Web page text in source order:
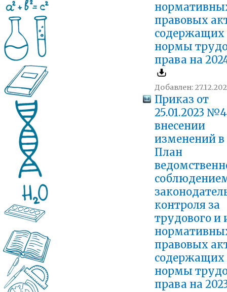
правовых
содержащих
нормы
права на
Добавлен:
Приказ от
25.01.2023
внесении
изменений в
План
контроля за
трудового и
правовых
содержащих
нормы
права на